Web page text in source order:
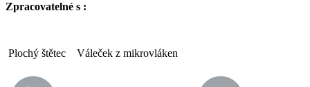
Zpracovatelné s :
Plochý štětec Váleček z mikrovláken